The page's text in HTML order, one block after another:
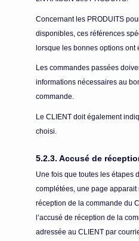
Concernant les PRODUITS
disponibles, ces références
lorsque les bonnes options ont
Les commandes passées
informations nécessaires au
commande.
Le CLIENT doit également
choisi.
5.2.3. Accusé de
Une fois que toutes les étapes
complétées, une page apparait
réception de la commande du
l’accusé de réception de la
adressée au CLIENT par